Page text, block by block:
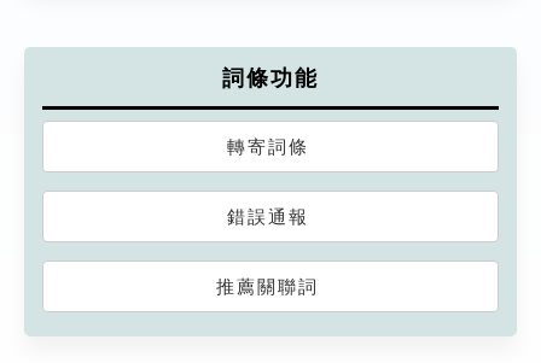
詞條功能
轉寄詞條
錯誤通報
推薦關聯詞